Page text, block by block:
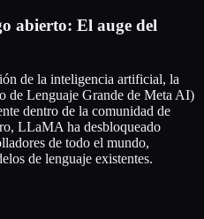
abierto: El auge del
de la inteligencia artificial, la
Lenguaje Grande de Meta AI)
dentro de la comunidad de
LLaMA ha desbloqueado
de todo el mundo,
de lenguaje existentes.